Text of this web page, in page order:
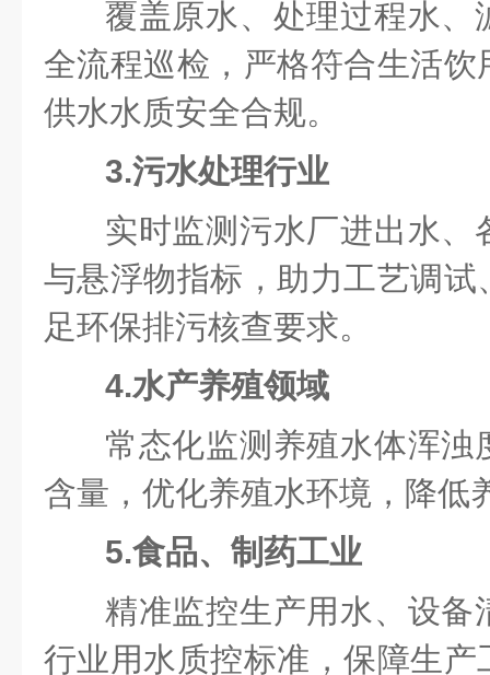
覆盖原水、处理过程水、
全流程巡检，严格符合生活
供水水质安全合规。
3.污水处理行业
实时监测污水厂进出水、
与悬浮物指标，助力工艺调
足环保排污核查要求。
4.水产养殖领域
常态化监测养殖水体浑浊
含量，优化养殖水环境，降低
5.食品、制药工业
精准监控生产用水、设备
行业用水质控标准，保障生